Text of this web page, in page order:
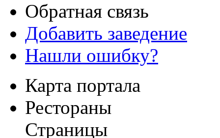
Обратная связь
Добавить заведение
Нашли ошибку?
Карта портала
Рестораны
Страницы